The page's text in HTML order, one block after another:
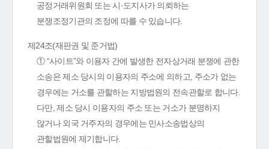
공정거래위원회 또는 시·도지사가 의뢰하는
분쟁조정기관의 조정에 따를 수 있습니다.
제24조(재판권 및 준거법)
① “사이트”와 이용자 간에 발생한 전자상거래 분쟁에 관한
소송은 제소 당시의 이용자의 주소에 의하고, 주소가 없는
경우에는 거소를 관할하는 지방법원의 전속관할로 합니다.
다만, 제소 당시 이용자의 주소 또는 거소가 분명하지
않거나 외국 거주자의 경우에는 민사소송법상의
관할법원에 제기합니다.